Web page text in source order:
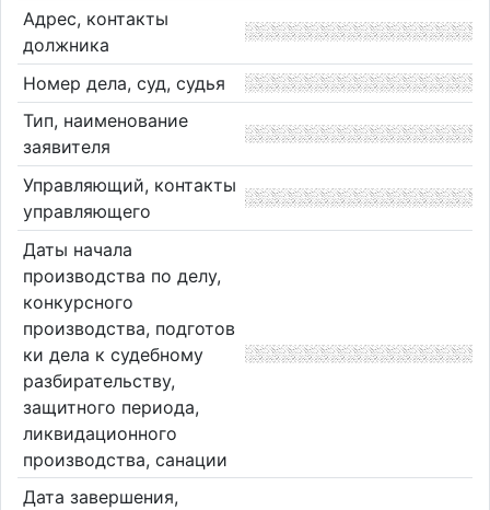
Адрес, контакты
должника
Номер дела, суд, судья
Тип, наименование
заявителя
Управляющий, контакты
управляющего
Даты начала
производства по делу,
конкурсного
производства, подготов
ки дела к судебному
разбирательству,
защитного периода,
ликвидационного
производства, санации
Дата завершения,